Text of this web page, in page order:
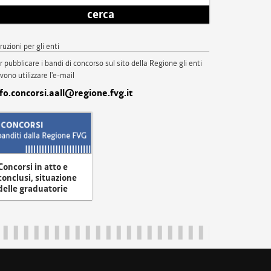
cerca
per gli enti
pubblicare i bandi di concorso sul sito della Regione gli enti
utilizzare l'e-mail
in atto e
situazione
graduatorie